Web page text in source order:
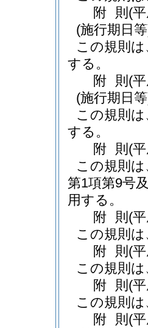
附 則 (
(施行期日
この規則
する。
附 則 (
(施行期日
この規則
する。
附 則 (
この規則
第1項第9号
用する。
附 則 (
この規則
附 則 (
この規則
附 則 (
この規則
附 則 (